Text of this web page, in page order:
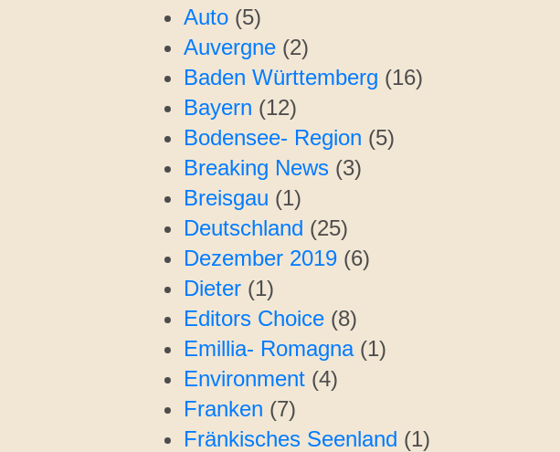
Auto(5)
Auvergne(2)
Baden Württemberg (16)
Bayern (12)
Bodensee- Region (5)
Breaking News(3)
Breisgau (1)
Deutschland (25)
Dezember 2019(6)
Dieter(1)
Editors Choice(8)
Emillia- Romagna(1)
Environment(4)
Franken (7)
Fränkisches Seenland (1)